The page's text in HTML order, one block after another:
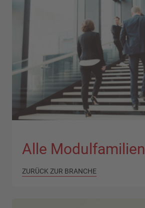
Alle Modulfamilien
ZURÜCK ZUR BRANCHE